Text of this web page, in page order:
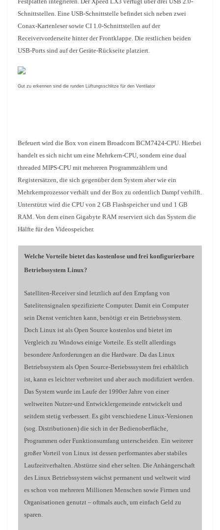
Schnittstellen. Eine USB-Schnittstelle befindet sich neben zwei
Conax-Kartenleser sowie CI 1.0-Schnittstellen auf der
Receivervorderseite hinter der Frontklappe. Die restlichen beiden
USB-Ports sind auf der Geräte-Rückseite platziert.
Gut zu erkennen sind die runden Lüftungsschlitze für den Ventilator
Befeuert wird die Box von einem Broadcom BCM7424-CPU. Hierbei
handelt es sich nicht um eine Mehrkern-CPU, sondern eine dual
threaded MIPS-CPU mit mehreren Programmzählern und
Registersätzen, die sich gegenüber dem System aber wie ein
Mehrkernprozessor verhält und der Box zu ordentlich Dampf verhilft.
Unterstützt wird die CPU von 2 GB Flashspeicher und und 1 GB
RAM. Von dem einen Gigabyte RAM reserviert sich das System die
Hälfte für den Videospeicher.
Welche Vorteile bietet das kostenlose und frei konfigurierbare
Betriebssystem Linux?
Satelliten-Receiver sind letztlich auf den Empfang von
Satelitensignalen spezifizierte Computer. Damit ein Computer
sein Dienst verrichten kann, benötigt er ein Betriebssystem.
Doch Linux ist als Open Source kostenlos und bietet im
Vergleich zu Windows einige Vorteile. Es stellt allerdings
besondere Anforderungen an die Hardware. Da das Linux
Betriebssystem als Open Source-Beriebsssystem frei erhältlich
ist, kann es leichter verbreitet und aber auch modifiziert werden.
Das System wurde im Laufe der 1990er Jahre von einer
weltweiten Nutzer-und Entwicklergemeinde entwickelt und
seitdem stetig verbessert. Es gibt verschiedene Linux-Versionen
(sog. Distributionen) die sich in der Bedienoberfläche,
Programmen oder Funktionsumfang unterscheiden. Ein weiterer
großer Vorteil von Linux ist dessen performantes aber stabiles
Laufzeitverhalten. Abstürze sind eher selten. Die Anhängerschaft
des Linux Betriebssystem wächst permanent und weltweit wird
es schon von mehreren Millionen Menschen sowie Firmen und
Organisationen genutzt – oftmals auch, um einfach Geld zu
sparen.